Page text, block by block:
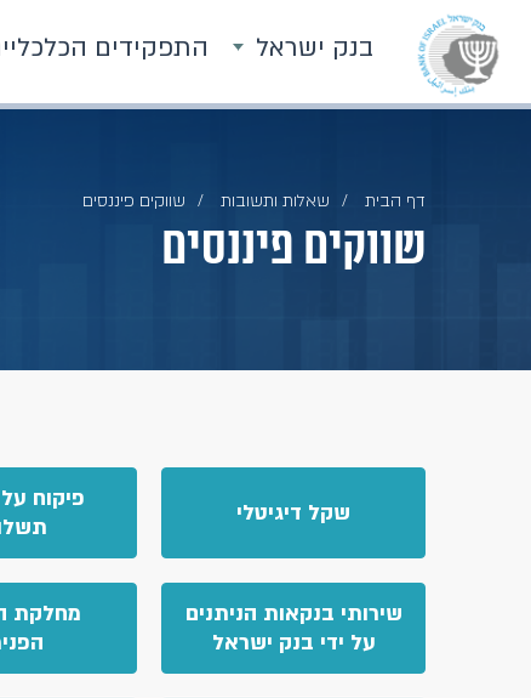
בנק ישראל התפקידים
דף הבית שאלות ותשובות שווקים פיננסים
שווקים פיננסים
שקל דיגיטלי
פיקוח
שירותי בנקאות הניתנים
על ידי בנק ישראל
מחלקת